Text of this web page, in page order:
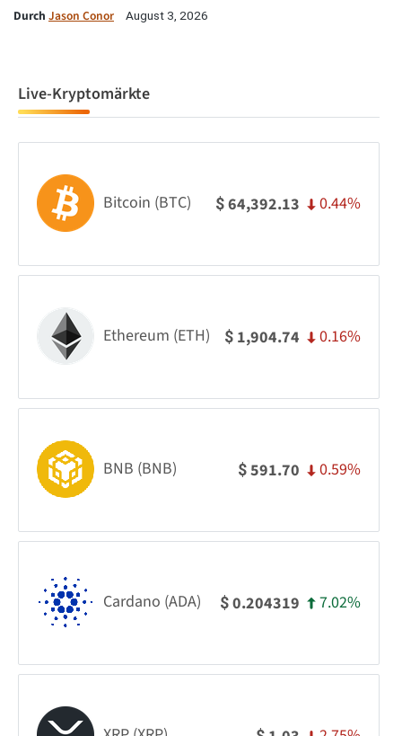
Durch Jason Conor August 3, 2026
Live-Kryptomärkte
Bitcoin (BTC) $64,392.13 0.44%
Ethereum (ETH) $ 1,904.74 0.16%
BNB (BNB) $591.70 0.59%
Cardano (ADA) $0.204319 7.02%